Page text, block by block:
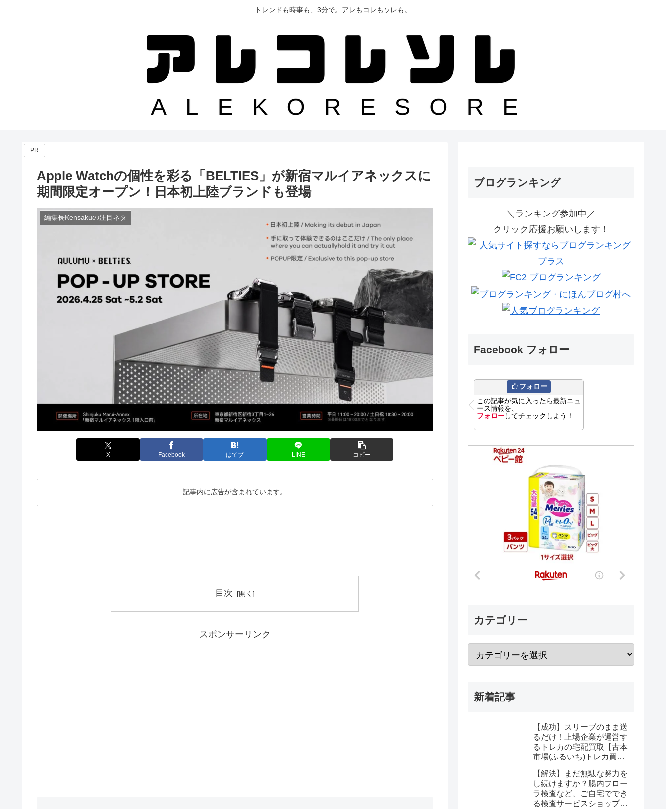
トレンドも時事も、3分で。アレもコレもソレも。
PR
Apple Watchの個性を彩る「BELTIES」が新宿マルイアネックスに
期間限定オープン！日本初上陸ブランドも登場
編集長Kensakuの注目ネタ
X Facebook はてブ LINE コピー
記事内に広告が含まれています。
目次
スポンサーリンク
ブログランキング
＼ランキング参加中／
クリック応援お願いします！
Facebook フォロー
フォロー
この記事が気に入ったら最新ニュ
ース情報を、
フォローしてチェックしよう！
カテゴリー
新着記事
【成功】スリーブのまま送
るだけ！上場企業が運営す
るトレカの宅配買取【古本
市場(ふるいち)トレカ買
みが解決する
【解決】まだ無駄な努力を
し続けますか？腸内フロー
ラ検査など、ご自宅ででき
る検査サービスショップ